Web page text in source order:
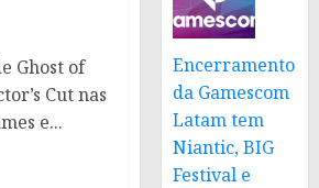
Ghost of
Cut nas
e...
Encerramento
da Gamescom
Latam tem
Niantic, BIG
Festival e